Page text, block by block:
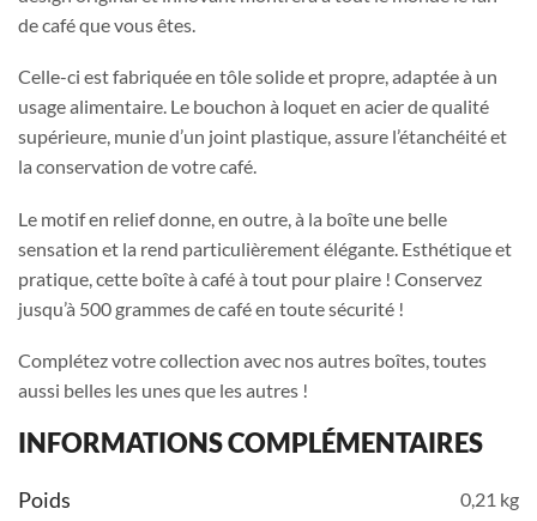
de café que vous êtes.
Celle-ci est fabriquée en tôle solide et propre, adaptée à un
usage alimentaire. Le bouchon à loquet en acier de qualité
supérieure, munie d’un joint plastique, assure l’étanchéité et
la conservation de votre café.
Le motif en relief donne, en outre, à la boîte une belle
sensation et la rend particulièrement élégante. Esthétique et
pratique, cette boîte à café à tout pour plaire ! Conservez
jusqu’à 500 grammes de café en toute sécurité !
Complétez votre collection avec nos autres boîtes, toutes
aussi belles les unes que les autres !
INFORMATIONS COMPLÉMENTAIRES
Poids 0,21 kg